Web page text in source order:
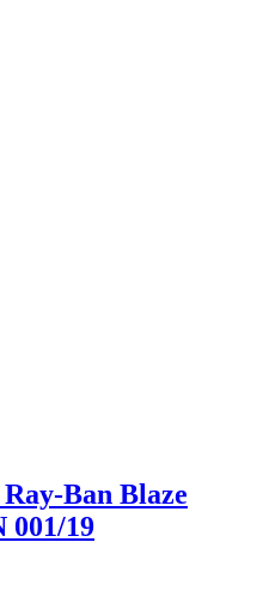
Ban Blaze
001/19